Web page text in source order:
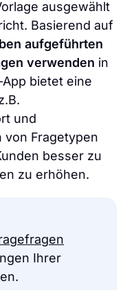
ausgewählt
Basierend auf
aufgeführten
verwenden in
bietet eine
und
von Fragetypen
besser zu
zu erhöhen.
Ihrer